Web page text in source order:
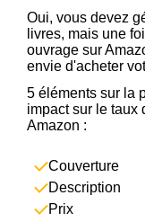
Oui, vous devez
livres, mais une
ouvrage sur
envie d'acheter
5 éléments sur la
impact sur le taux
Amazon :
Couverture
Description
Prix